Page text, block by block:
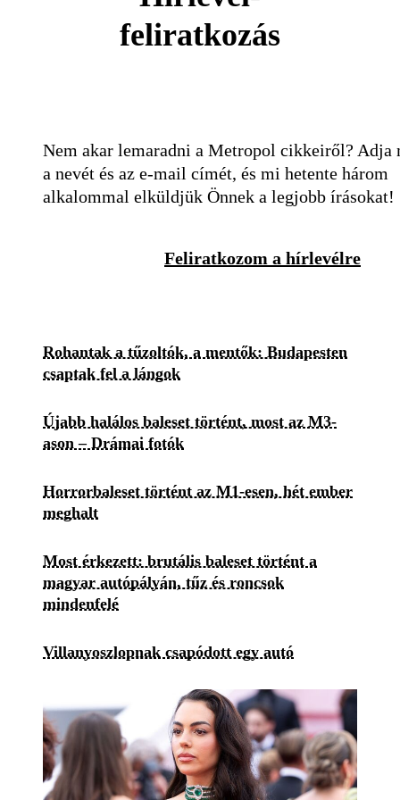
feliratkozás
Nem akar lemaradni a Metropol cikkeiről? Adja
a nevét és az e-mail címét, és mi hetente három
alkalommal elküldjük Önnek a legjobb írásokat!
Feliratkozom a hírlevélre
Rohantak a tűzoltók, a mentők: Budapesten
csaptak fel a lángok
Újabb halálos baleset történt, most az M3-
ason – Drámai fotók
Horrorbaleset történt az M1-esen, hét ember
meghalt
Most érkezett: brutális baleset történt a
magyar autópályán, tűz és roncsok
mindenfelé
Villanyoszlopnak csapódott egy autó